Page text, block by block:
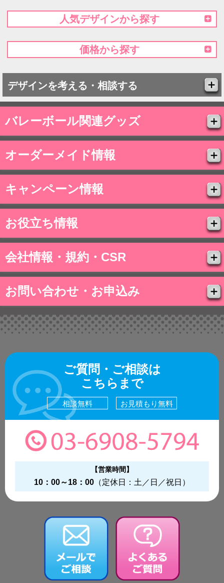
人気デザインから探す
価格から探す
デザインを考える・相談する
バレーボール関連グッズ
オーダーメイド情報
キャンペーン情報
お役立ち情報
会社情報・規約・CSR
お問い合わせ・お申込み
ご質問・ご相談は
こちらまで
相談無料 お見積もり無料
【営業時間】
10：00～18：00 （定休日：土／日／祝日）